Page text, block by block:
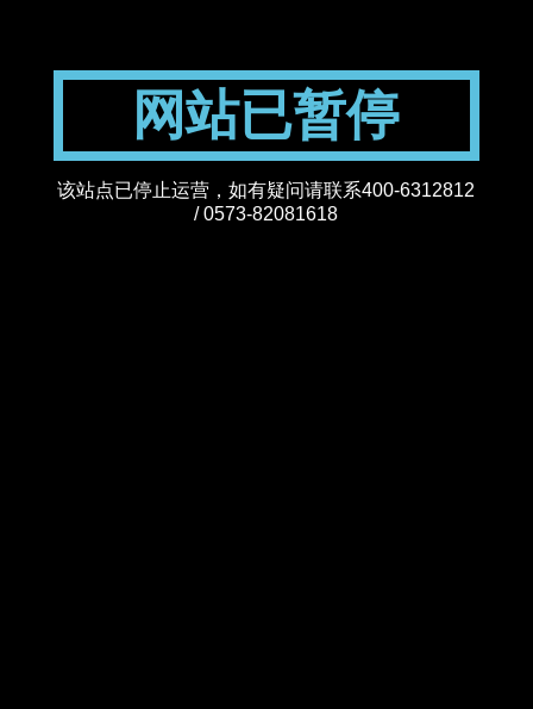
网站已暂停
该站点已停止运营，如有疑问请联系400-6312812
/ 0573-82081618